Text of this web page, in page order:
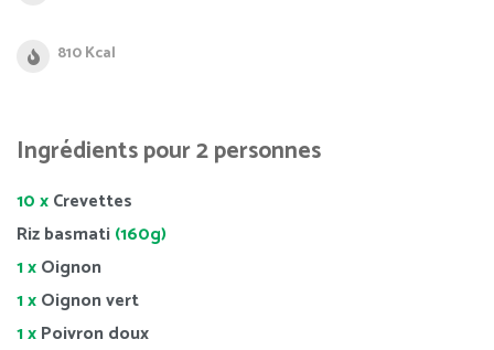
810 Kcal
Ingrédients pour 2 personnes
10 xCrevettes
Riz basmati(160g)
1 xOignon
1 xOignon vert
1 xPoivron doux